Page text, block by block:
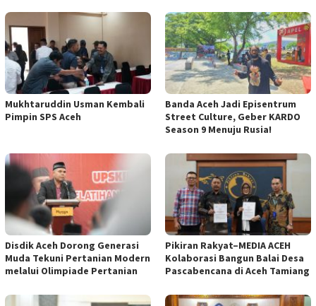
Mukhtaruddin Usman Kembali
Pimpin SPS Aceh
Banda Aceh Jadi Episentrum
Street Culture, Geber KARDO
Season 9 Menuju Rusia!
Disdik Aceh Dorong Generasi
Muda Tekuni Pertanian Modern
melalui Olimpiade Pertanian
Pikiran Rakyat–MEDIA ACEH
Kolaborasi Bangun Balai Desa
Pascabencana di Aceh Tamiang